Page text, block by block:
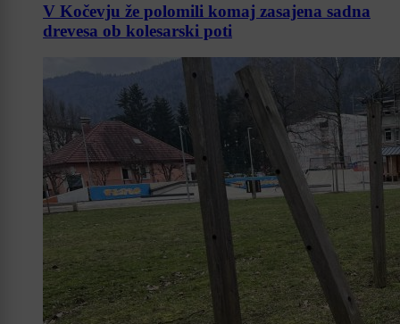
V Kočevju že polomili komaj zasajena sadna
drevesa ob kolesarski poti